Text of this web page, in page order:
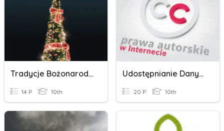
Tradycje Bożonarodzeniowe W Polsce I Niemczech
14 P 10th
Udostępnianie Danych I Utworów W Sieci, Prawo Autorskie, Licencje
20 P 10th